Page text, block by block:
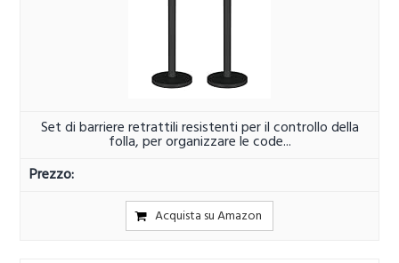
Set di barriere retrattili resistenti per il controllo della
folla, per organizzare le code...
Acquista su Amazon